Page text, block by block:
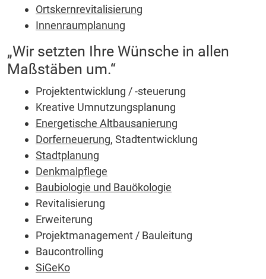
Ortskernrevitalisierung
Innenraumplanung
„Wir setzten Ihre Wünsche in allen
Maßstäben um.“
Projektentwicklung / -steuerung
Kreative Umnutzungsplanung
Energetische Altbausanierung
Dorferneuerung, Stadtentwicklung
Stadtplanung
Denkmalpflege
Baubiologie und Bauökologie
Revitalisierung
Erweiterung
Projektmanagement / Bauleitung
Baucontrolling
SiGeKo